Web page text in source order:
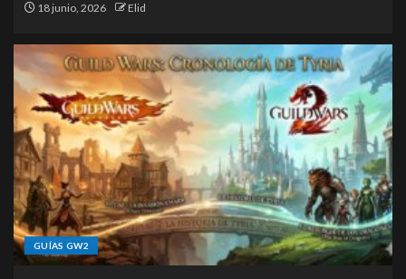
18 junio, 2026 Elid
GUÍAS GW2